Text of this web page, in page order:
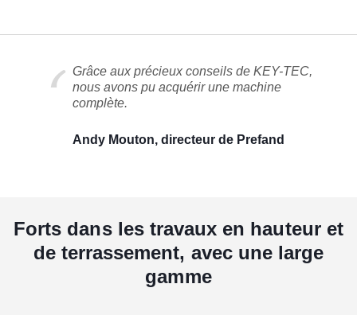
Grâce aux précieux conseils de KEY-TEC,
nous avons pu acquérir une machine
complète.
Andy Mouton, directeur de Prefand
Forts dans les travaux en hauteur et
de terrassement, avec une large
gamme